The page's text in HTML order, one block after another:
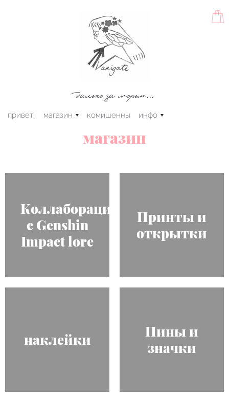
далеко за морем...
привет! магазин комишенны инфо
магазин
Коллаборация
с Genshin
Impact lore
Принты и
открытки
наклейки
Пины и
значки